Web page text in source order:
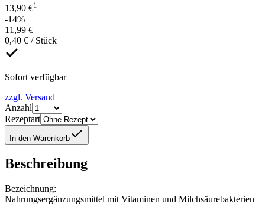
13,90 €1
-14%
11,99 €
0,40 € / Stück
Sofort verfügbar
zzgl. Versand
Anzahl
Rezeptart
In den Warenkorb
Beschreibung
Bezeichnung:
Nahrungsergänzungsmittel mit Vitaminen und Milchsäurebakterien